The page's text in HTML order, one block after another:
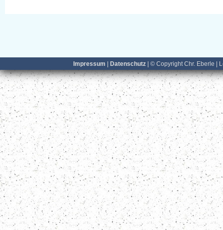
Impressum Datenschutz | © Copyright Chr. Eberle |